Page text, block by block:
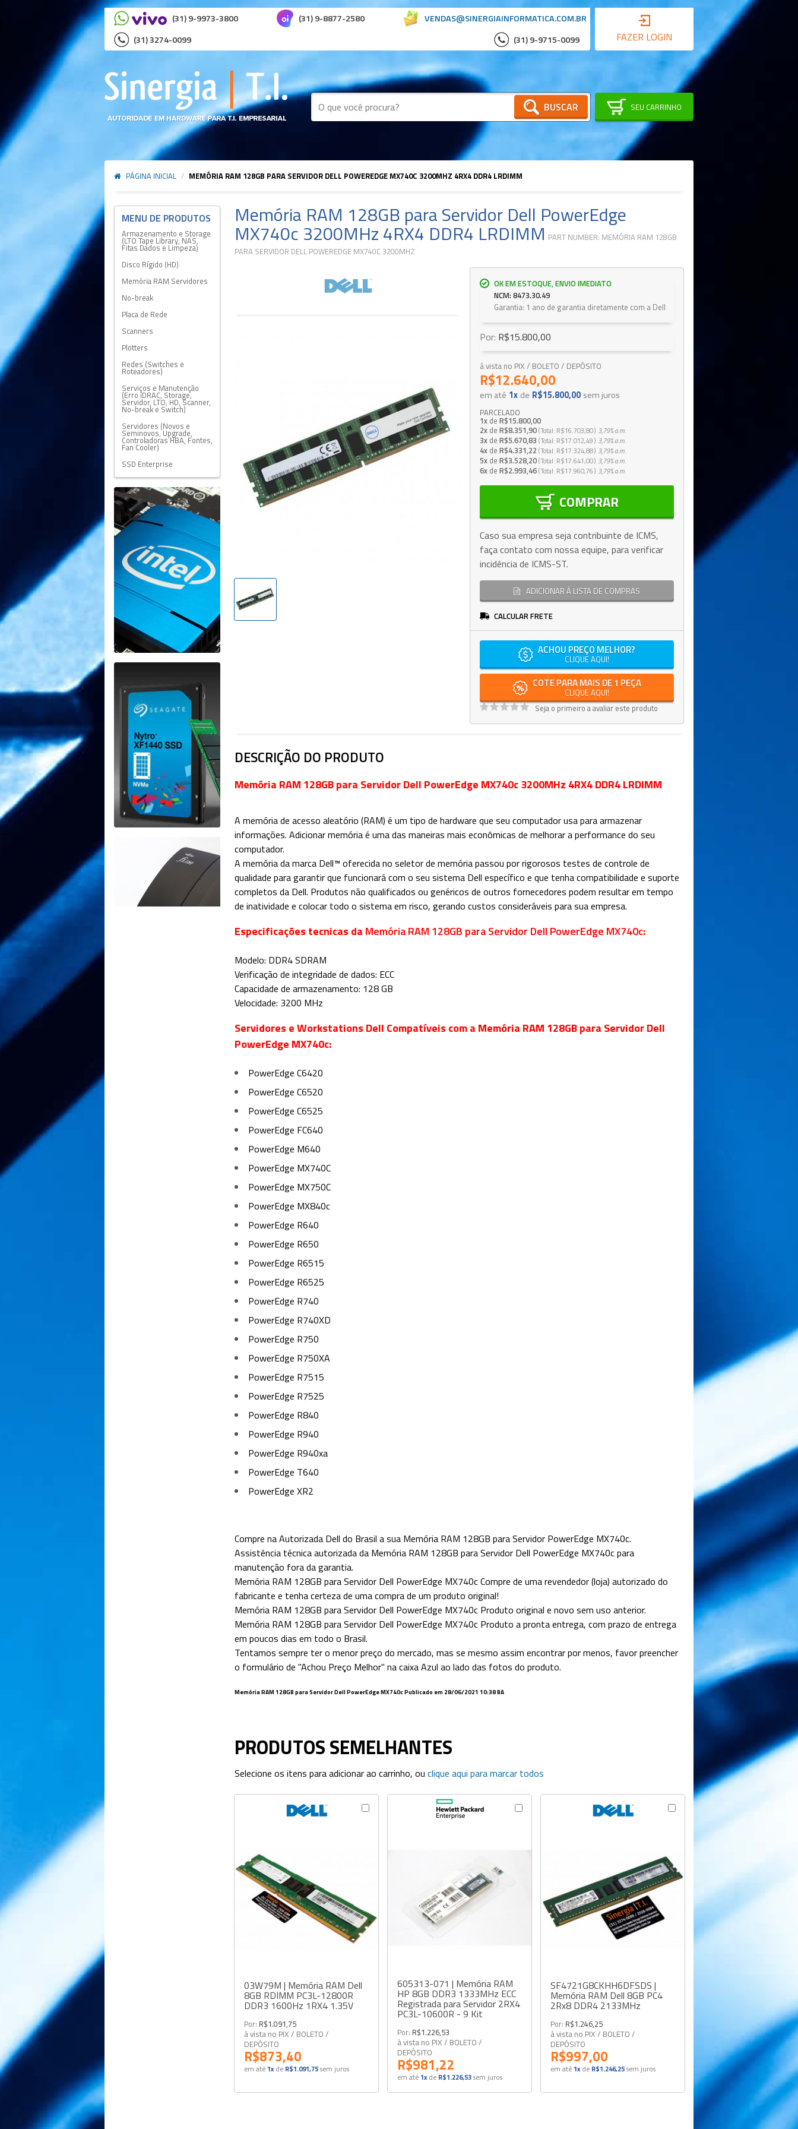
VENDAS@SINERGIAINFORMATICA.COM.BR
(31) 9-9973-3800
(31) 9-8877-2580
(31) 3274-0099
(31) 9-9715-0099 FAZER LOGIN
BUSCAR SEU CARRINHO
PÁGINA INICIAL / MEMÓRIA RAM 128GB PARA SERVIDOR DELL POWEREDGE MX740C 3200MHZ 4RX4 DDR4 LRDIMM
Armazenamento e Storage
(LTO Tape Library, NAS,
Fitas Dados e Limpeza)
Disco Rígido (HD)
Memória RAM Servidores
No-break
Placa de Rede
Scanners
Plotters
Redes (Switches e
Roteadores)
Serviços e Manutenção
(Erro iDRAC, Storage,
Servidor, LTO, HD, Scanner,
No-break e Switch)
Servidores (Novos e
Seminovos, Upgrade,
Controladoras HBA, Fontes,
Fan Cooler)
SSD Enterprise
Memória RAM 128GB para Servidor Dell PowerEdge
MX740c 3200MHz 4RX4 DDR4 LRDIMM PART NUMBER: MEMÓRIA RAM 128GB
PARA SERVIDOR DELL POWEREDGE MX740C 3200MHZ
OK EM ESTOQUE, ENVIO IMEDIATO
NCM: 8473.30.49
Garantia: 1 ano de garantia diretamente com a Dell
Por: R$15.800,00
à vista no PIX / BOLETO / DEPÓSITO
R$12.640,00
em até 1x de R$15.800,00 sem juros
PARCELADO
1x de R$15.800,00
2x de R$8.351,90 Total R$16.703,80 3,79%a.m.
3x de R$5.670,83 Total R$17.012,49 3,79%a.m.
4x de R$4.331,22 Total R$17.324,88 3,79%a.m.
5x de R$3.528,20 Total R$17.641,00 3,79%a.m.
6x de R$2.993,46 Total R$17.960,76 3,79%a.m.
COMPRAR
Caso sua empresa seja contribuinte de ICMS,
faça contato com nossa equipe, para verificar
incidência de ICMS-ST.
ADICIONAR À LISTA DE COMPRAS
CALCULAR FRETE
ACHOU PREÇO MELHOR?
CLIQUE AQUI!
COTE PARA MAIS DE 1 PEÇA
CLIQUE AQUI!
Seja o primeiro a avaliar este produto
DESCRIÇÃO DO PRODUTO
Memória RAM 128GB para Servidor Dell PowerEdge MX740c 3200MHz 4RX4 DDR4 LRDIMM
A memória de acesso aleatório (RAM) é um tipo de hardware que seu computador usa para armazenar
informações. Adicionar memória é uma das maneiras mais econômicas de melhorar a performance do seu
computador.
A memória da marca Dell™ oferecida no seletor de memória passou por rigorosos testes de controle de
qualidade para garantir que funcionará com o seu sistema Dell específico e que tenha compatibilidade e suporte
completos da Dell. Produtos não qualificados ou genéricos de outros fornecedores podem resultar em tempo
de inatividade e colocar todo o sistema em risco, gerando custos consideráveis para sua empresa.
Especificações tecnicas da Memória RAM 128GB para Servidor Dell PowerEdge MX740c:
Modelo: DDR4 SDRAM
Verificação de integridade de dados: ECC
Capacidade de armazenamento: 128 GB
Velocidade: 3200 MHz
Servidores e Workstations Dell Compatíveis com a Memória RAM 128GB para Servidor Dell
PowerEdge MX740c:
PowerEdge C6420
PowerEdge C6520
PowerEdge C6525
PowerEdge FC640
PowerEdge M640
PowerEdge MX740C
PowerEdge MX750C
PowerEdge MX840c
PowerEdge R640
PowerEdge R650
PowerEdge R6515
PowerEdge R6525
PowerEdge R740
PowerEdge R740XD
PowerEdge R750
PowerEdge R750XA
PowerEdge R7515
PowerEdge R7525
PowerEdge R840
PowerEdge R940
PowerEdge R940xa
PowerEdge T640
PowerEdge XR2
Compre na Autorizada Dell do Brasil a sua Memória RAM 128GB para Servidor PowerEdge MX740c.
Assistência técnica autorizada da Memória RAM 128GB para Servidor Dell PowerEdge MX740c para
manutenção fora da garantia.
Memória RAM 128GB para Servidor Dell PowerEdge MX740cCompre de uma revendedor (loja) autorizado do
fabricante e tenha certeza de uma compra de um produto original!
Memória RAM 128GB para Servidor Dell PowerEdge MX740c Produto original e novo sem uso anterior.
Memória RAM 128GB para Servidor Dell PowerEdge MX740c Produto a pronta entrega, com prazo de entrega
em poucos dias em todo o Brasil.
Tentamos sempre ter o menor preço do mercado, mas se mesmo assim encontrar por menos, favor preencher
o formulário de "Achou Preço Melhor" na caixa Azul ao lado das fotos do produto.
Memória RAM 128GB para Servidor Dell PowerEdge MX740cPublicado em 28/06/2021 10:38 BA
PRODUTOS SEMELHANTES
Selecione os itens para adicionar ao carrinho, ouclique aqui para marcar todos
03W79M | Memória RAM Dell
8GB RDIMM PC3L-12800R
DDR3 1600Hz 1RX4 1.35V
Por: R$1.091,75
à vista no PIX / BOLETO /
DEPÓSITO
R$873,40
em até1x de R$1.091,75sem juros
605313-071 | Memória RAM
HP 8GB DDR3 1333MHz ECC
Registrada para Servidor 2RX4
PC3L-10600R - 9 Kit
Por: R$1.226,53
à vista no PIX / BOLETO /
DEPÓSITO
R$981,22
em até1x de R$1.226,53sem juros
SF4721G8CKHH6DFSDS |
Memória RAM Dell 8GB PC4
2Rx8 DDR4 2133MHz
Por: R$1.246,25
à vista no PIX / BOLETO /
DEPÓSITO
R$997,00
em até1x de R$1.246,25sem juros